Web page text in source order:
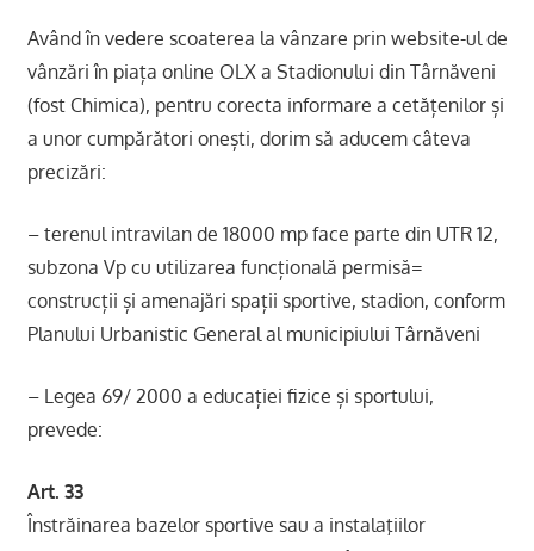
Având în vedere scoaterea la vânzare prin website-ul de
vânzări în piața online OLX a Stadionului din Târnăveni
(fost Chimica), pentru corecta informare a cetățenilor și
a unor cumpărători onești, dorim să aducem câteva
precizări:
– terenul intravilan de 18000 mp face parte din UTR 12,
subzona Vp cu utilizarea funcțională permisă=
construcții și amenajări spații sportive, stadion, conform
Planului Urbanistic General al municipiului Târnăveni
– Legea 69/ 2000 a educației fizice și sportului,
prevede:
Art. 33
Înstrăinarea bazelor sportive sau a instalaţiilor